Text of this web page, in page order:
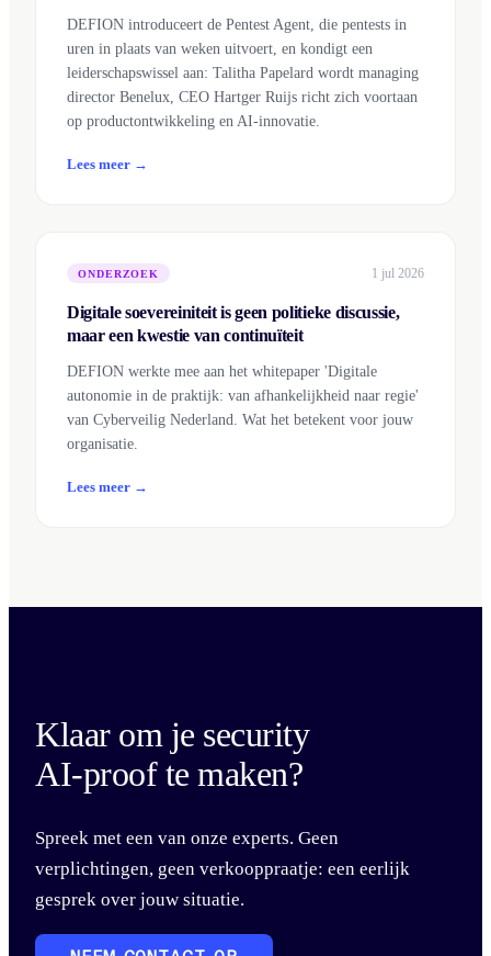
DEFION introduceert de Pentest Agent, die pentests in
uren in plaats van weken uitvoert, en kondigt een
leiderschapswissel aan: Talitha Papelard wordt managing
director Benelux, CEO Hartger Ruijs richt zich voortaan
op productontwikkeling en AI-innovatie.
Lees meer →
ONDERZOEK 1 jul 2026
Digitale soevereiniteit is geen politieke discussie,
maar een kwestie van continuïteit
DEFION werkte mee aan het whitepaper 'Digitale
autonomie in de praktijk: van afhankelijkheid naar regie'
van Cyberveilig Nederland. Wat het betekent voor jouw
organisatie.
Lees meer →
Klaar om je security
AI-proof te maken?
Spreek met een van onze experts. Geen
verplichtingen, geen verkooppraatje: een eerlijk
gesprek over jouw situatie.